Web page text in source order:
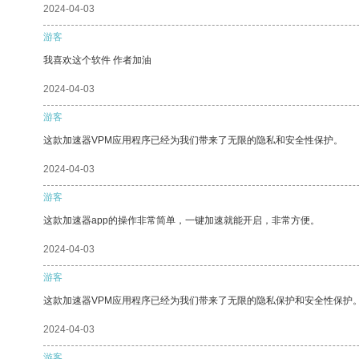
2024-04-03
游客
我喜欢这个软件 作者加油
2024-04-03
游客
这款加速器VPM应用程序已经为我们带来了无限的隐私和安全性保护。
2024-04-03
游客
这款加速器app的操作非常简单，一键加速就能开启，非常方便。
2024-04-03
游客
这款加速器VPM应用程序已经为我们带来了无限的隐私保护和安全性保护
2024-04-03